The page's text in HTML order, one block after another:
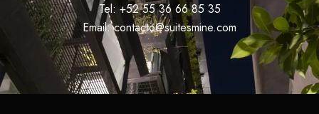
Tel: +52 55 36 66 85 35
Email: contacto@suitesmine.com